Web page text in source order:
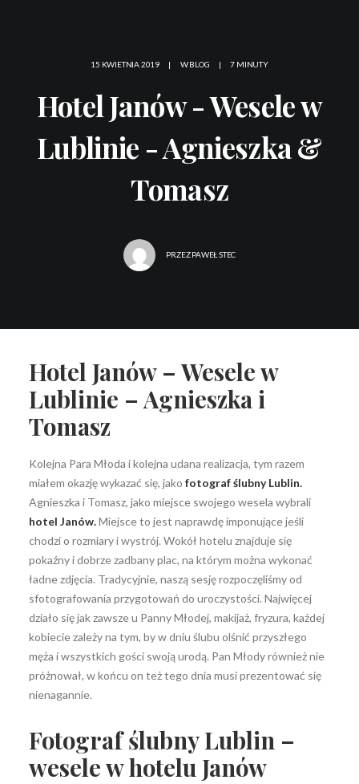
15 KWIETNIA 2019 | WBLOG | 7 MINUTY
Hotel Janów - Wesele w
Lublinie - Agnieszka &
Tomasz
PRZEZPAWEŁ STEC
Hotel Janów – Wesele w
Lublinie – Agnieszka i
Tomasz
Kolejna Para Młoda i kolejna udana realizacja, tym razem
miałem okazję wykazać się, jako fotograf ślubny Lublin.
Agnieszka i Tomasz, jako miejsce swojego wesela wybrali
hotel Janów.Miejsce to jest naprawdę imponujące jeśli
chodzi o rozmiary i wystrój. Wokół hotelu znajduje się
pokaźny i dobrze zadbany plac, na którym można wykonać
ładne zdjęcia. Tradycyjnie, naszą sesję rozpoczęliśmy od
sfotografowania przygotowań do uroczystości. Najwięcej
działo się jak zawsze u Panny Młodej, makijaż, fryzura, każdej
kobiecie zależy na tym, by w dniu ślubu olśnić przyszłego
męża i wszystkich gości swoją urodą. Pan Młody również nie
próżnował, w końcu on też tego dnia musi prezentować się
nienagannie.
Fotograf ślubny Lublin –
wesele w hotelu Janów